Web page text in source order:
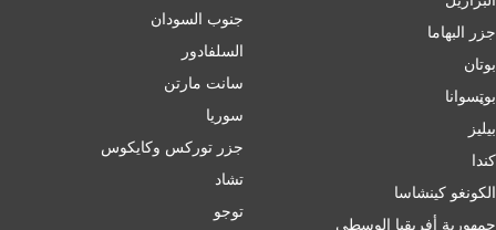
جزر البهاما
بوتان
بوټسوانا
بيليز
ﻛﻨﺪا
الكونغو كينشاسا
جمهورية أفريقيا الوسطى
جنوب السودان
السلفادور
سانت مارتن
سوريا
جزر توركس وكايكوس
تشاد
توجو